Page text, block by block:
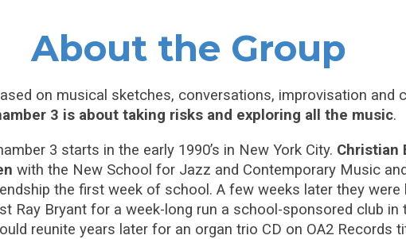
About the Group
on musical sketches, conversations, improvisation and
3 is about taking risks and exploring all the music.
3 starts in the early 1990’s in New York City. Christian
with the New School for Jazz and Contemporary Music
the first week of school. A few weeks later they were
Ray Bryant for a week-long run a school-sponsored club in
reunite years later for an organ trio CD on OA2 Records